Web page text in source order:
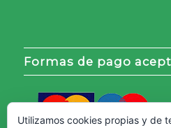
Formas de pago
Utilizamos cookies propias y de